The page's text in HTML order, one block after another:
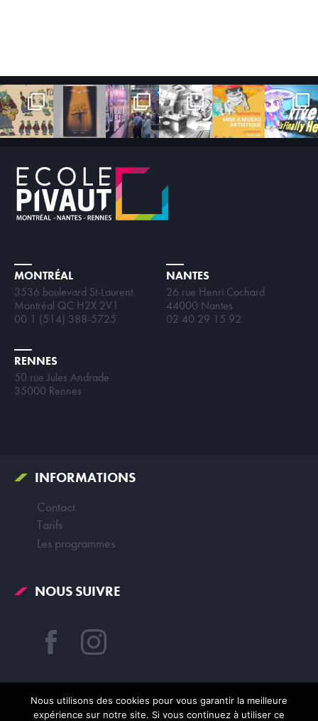
MONTRÉAL
3536 boulevard St-Laurent
Montréal QC H2X 2V1
00 1 (514) 388-5725
NANTES
26 rue Henri Cochard
44000 Nantes
02 40 29 15 92
RENNES
50 rue Jules Andrade
35000 Rennes
INFORMATIONS
Contact
Tarifs
Les programmes
NOUS SUIVRE
Nous utilisons des cookies pour vous garantir la meilleure
expérience sur notre site. Si vous continuez à utiliser ce